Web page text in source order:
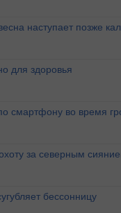
наступает позже
для здоровья
смартфону во время
за северным
бессонницу